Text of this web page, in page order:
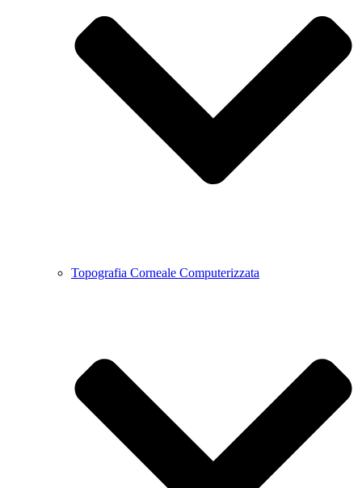
Topografia Corneale Computerizzata